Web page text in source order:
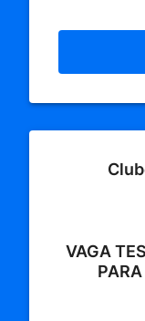
VAGA